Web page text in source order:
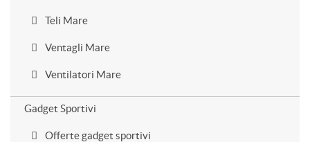
Teli Mare
Ventagli Mare
Ventilatori Mare
Gadget Sportivi
Offerte gadget sportivi